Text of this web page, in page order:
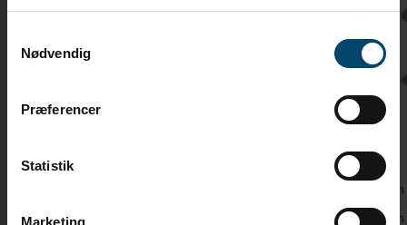
Nødvendig
Præferencer
Statistik
Marketing
Q-Lon tätningslister för fönster och dörrar för